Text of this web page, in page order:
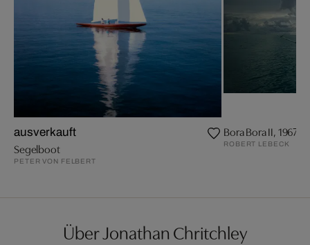
ausverkauft
Segelboot
PETER VON FELBERT
Bora Bora II, 1967
ROBERT LEBECK
Über Jonathan Chritchley